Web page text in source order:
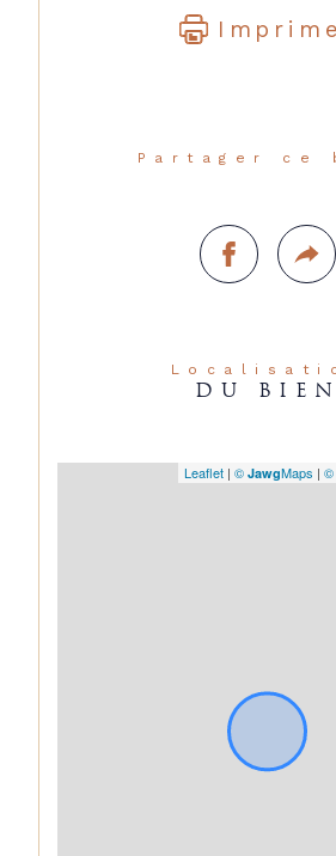
Partager ce
DU BIEN
Leaflet | © JawgMaps | ©